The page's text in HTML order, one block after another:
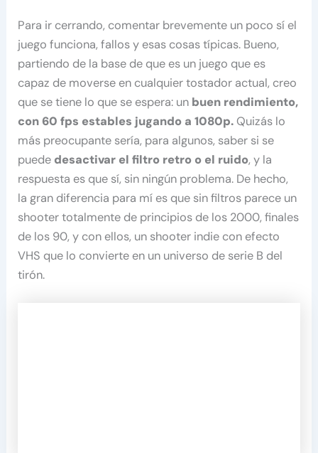
Para ir cerrando, comentar brevemente un poco sí el
juego funciona, fallos y esas cosas típicas. Bueno,
partiendo de la base de que es un juego que es
capaz de moverse en cualquier tostador actual, creo
que se tiene lo que se espera: un buen rendimiento,
con 60 fps estables jugando a 1080p. Quizás lo
más preocupante sería, para algunos, saber si se
puede desactivar el filtro retro o el ruido, y la
respuesta es que sí, sin ningún problema. De hecho,
la gran diferencia para mí es que sin filtros parece un
shooter totalmente de principios de los 2000, finales
de los 90, y con ellos, un shooter indie con efecto
VHS que lo convierte en un universo de serie B del
tirón.